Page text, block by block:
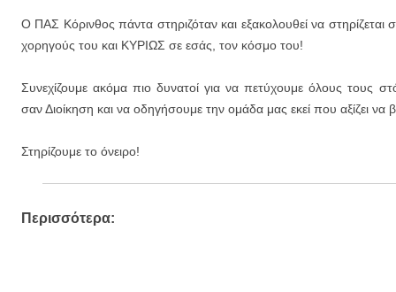
Ο ΠΑΣ Κόρινθος πάντα στηριζόταν και εξακολουθεί να στηρίζεται
χορηγούς του και ΚΥΡΙΩΣ σε εσάς, τον κόσμο του!
Συνεχίζουμε ακόμα πιο δυνατοί για να πετύχουμε όλους τους
σαν Διοίκηση και να οδηγήσουμε την ομάδα μας εκεί που αξίζει να
Στηρίζουμε το όνειρο!
Περισσότερα: